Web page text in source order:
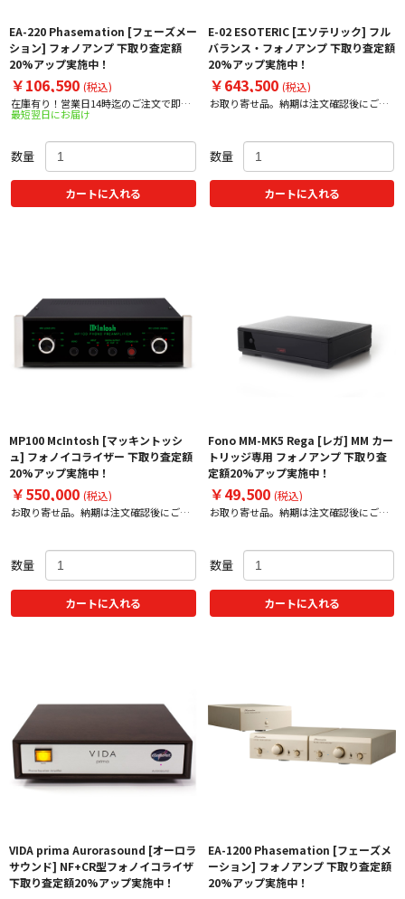
EA-220 Phasemation [フェーズメー
ション] フォノアンプ 下取り査定額
20%アップ実施中！
￥106,590 (税込)
在庫有り！営業日14時迄のご注文で即日
出荷！
最短翌日にお届け
数量
カートに入れる
E-02 ESOTERIC [エソテリック] フル
バランス・フォノアンプ 下取り査定額
20%アップ実施中！
￥643,500 (税込)
お取り寄せ品。納期は注文確認後にご案
数量
カートに入れる
MP100 McIntosh [マッキントッシ
ュ] フォノイコライザー 下取り査定額
20%アップ実施中！
￥550,000 (税込)
お取り寄せ品。納期は注文確認後にご案
数量
カートに入れる
Fono MM-MK5 Rega [レガ] MM カー
トリッジ専用 フォノアンプ 下取り査
定額20%アップ実施中！
￥49,500 (税込)
お取り寄せ品。納期は注文確認後にご案
数量
カートに入れる
VIDA prima Aurorasound [オーロラ
サウンド] NF+CR型フォノイコライザ
下取り査定額20%アップ実施中！
EA-1200 Phasemation [フェーズメ
ーション] フォノアンプ 下取り査定額
20%アップ実施中！